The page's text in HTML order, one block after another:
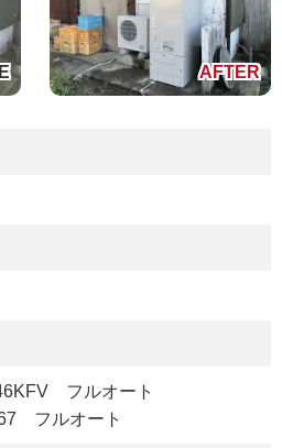
フルオート
フルオート